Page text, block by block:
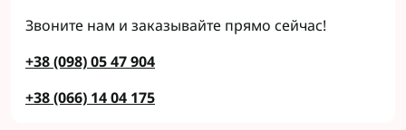
Звоните нам и заказывайте прямо сейчас!
+38 (098) 05 47 904
+38 (066) 14 04 175